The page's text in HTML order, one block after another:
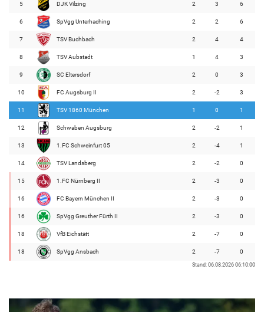
5 DJK Vilzing 2 3 6
6 SpVgg Unterhaching 2 2 6
7 TSV Buchbach 2 4 4
8 TSV Aubstadt 1 4 3
9 SC Eltersdorf 2 0 3
10 FC Augsburg II 2 -2 3
11 TSV 1860 München 1 0 1
12 Schwaben Augsburg 2 -2 1
13 1.FC Schweinfurt 05 2 -4 1
14 TSV Landsberg 2 -2 0
15 1.FC Nürnberg II 2 -3 0
16 FC Bayern München II 2 -3 0
16 SpVgg Greuther Fürth II 2 -3 0
18 VfB Eichstätt 2 -7 0
18 SpVgg Ansbach 2 -7 0
Stand: 06.08.2026 06:10:00